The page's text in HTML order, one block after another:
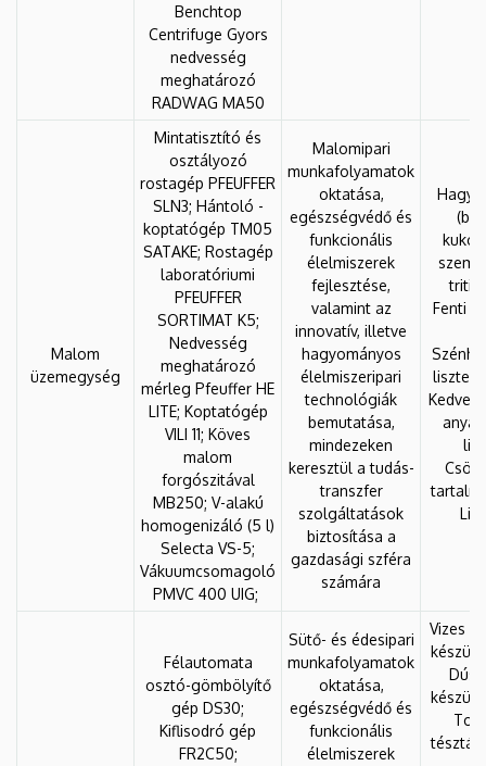
Benchtop
Centrifuge Gyors
nedvesség
meghatározó
RADWAG MA50
Malom
üzemegység
Mintatisztító és
osztályozó
rostagép PFEUFFER
SLN3; Hántoló -
koptatógép TM05
SATAKE; Rostagép
laboratóriumi
PFEUFFER
SORTIMAT K5;
Nedvesség
meghatározó
mérleg Pfeuffer HE
LITE; Koptatógép
VILI 11; Köves
malom
forgószitával
MB250; V-alakú
homogenizáló (5 l)
Selecta VS-5;
Vákuumcsomagoló
PMVC 400 UIG;
Malomipari
munkafolyamatok
oktatása,
egészségvédő és
funkcionális
élelmiszerek
fejlesztése,
valamint az
innovatív, illetve
hagyományos
élelmiszeripari
technológiák
bemutatása,
mindezeken
keresztül a tudás-
transzfer
szolgáltatások
biztosítása a
gazdasági szféra
számára
Fenti
lisztek,
Félautomata
osztó-gömbölyítő
gép DS30;
Kiflisodró gép
FR2C50;
Sütő- és édesipari
munkafolyamatok
oktatása,
egészségvédő és
funkcionális
élelmiszerek
Vizes
készült
készült